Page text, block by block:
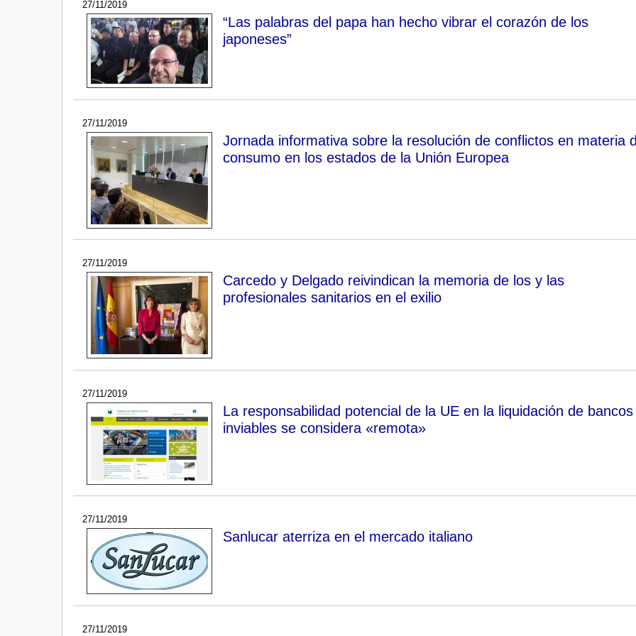
27/11/2019
“Las palabras del papa han hecho vibrar el corazón de los
japoneses”
27/11/2019
Jornada informativa sobre la resolución de conflictos en materia
consumo en los estados de la Unión Europea
27/11/2019
Carcedo y Delgado reivindican la memoria de los y las
profesionales sanitarios en el exilio
27/11/2019
La responsabilidad potencial de la UE en la liquidación de bancos
inviables se considera «remota»
27/11/2019
Sanlucar aterriza en el mercado italiano
27/11/2019